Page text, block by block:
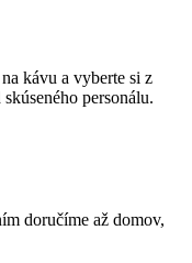
kávu a vyberte si z
personálu.
doručíme až domov,